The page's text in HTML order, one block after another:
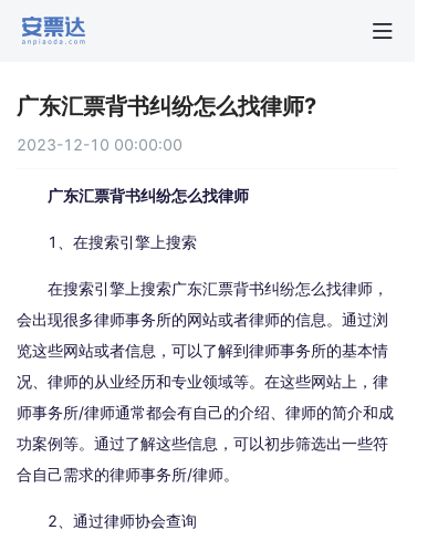
广东汇票背书纠纷怎么找律师?
2023-12-10 00:00:00
广东汇票背书纠纷怎么找律师
1、在搜索引擎上搜索
在搜索引擎上搜索广东汇票背书纠纷怎么找律师，
会出现很多律师事务所的网站或者律师的信息。通过浏
览这些网站或者信息，可以了解到律师事务所的基本情
况、律师的从业经历和专业领域等。在这些网站上，律
师事务所/律师通常都会有自己的介绍、律师的简介和成
功案例等。通过了解这些信息，可以初步筛选出一些符
合自己需求的律师事务所/律师。
2、通过律师协会查询